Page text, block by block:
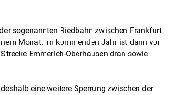
sogenannten Riedbahn zwischen Frankfurt
Monat. Im kommenden Jahr ist dann vor
Emmerich-Oberhausen dran sowie
eine weitere Sperrung zwischen der